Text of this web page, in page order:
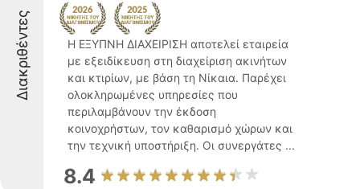
Διακριθέντες
Η ΕΞΥΠΝΗ ΔΙΑΧΕΙΡΙΣΗ αποτελεί εταιρεία
με εξειδίκευση στη διαχείριση ακινήτων
και κτιρίων, με βάση τη Νίκαια. Παρέχει
ολοκληρωμένες υπηρεσίες που
περιλαμβάνουν την έκδοση
κοινοχρήστων, τον καθαρισμό χώρων και
την τεχνική υποστήριξη. Οι συνεργάτες ...
8.4